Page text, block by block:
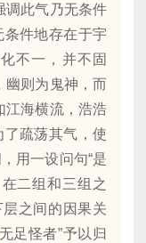
调此气乃无条件
件地存在于宇
不一，并不固
幽则为鬼神，而
江海横流，浩浩
疏荡其气，使
用一设问句“是
二组和三组之
层之间的因果关
足怪者”予以归